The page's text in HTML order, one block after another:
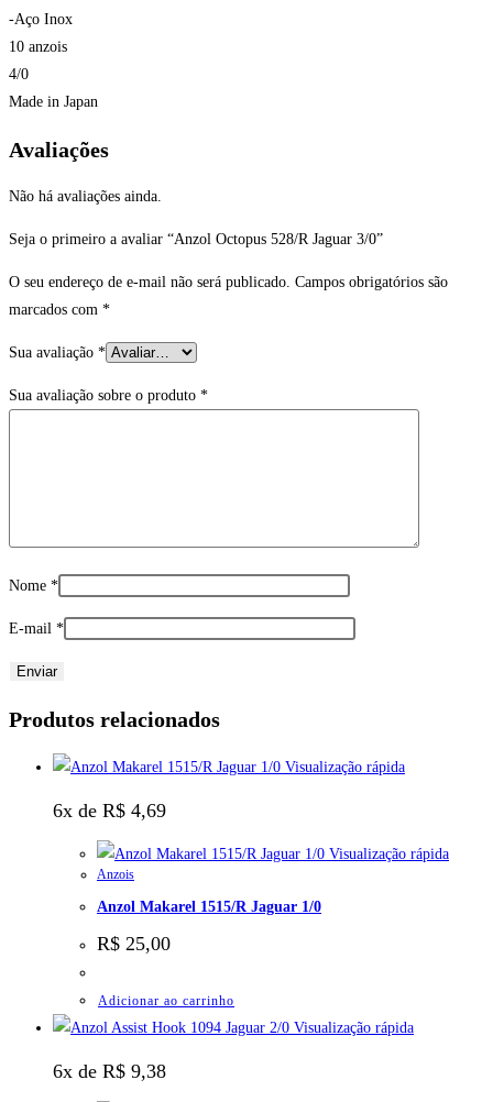
-Aço Inox
10 anzois
4/0
Made in Japan
Avaliações
Não há avaliações ainda.
Seja o primeiro a avaliar “Anzol Octopus 528/R Jaguar 3/0”
O seu endereço de e-mail não será publicado. Campos obrigatórios são
marcados com *
Sua avaliação *
Sua avaliação sobre o produto *
Nome *
E-mail *
Produtos relacionados
Visualização rápida
6x de R$ 4,69
Visualização rápida
Anzois
Anzol Makarel 1515/R Jaguar 1/0
R$ 25,00
Adicionar ao carrinho
Visualização rápida
6x de R$ 9,38